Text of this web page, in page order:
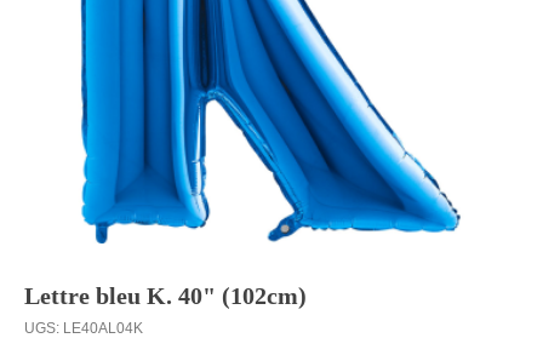
Ballons à
Contact
Lettre bleu K. 40" (102cm)
UGS: LE40AL04K